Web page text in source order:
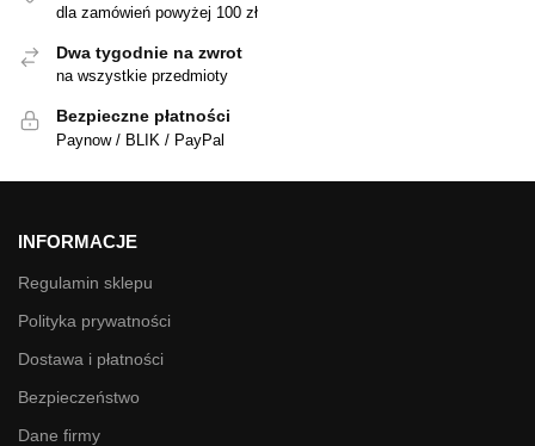
dla zamówień powyżej 100 zł
Dwa tygodnie na zwrot
na wszystkie przedmioty
Bezpieczne płatności
Paynow / BLIK / PayPal
INFORMACJE
Regulamin sklepu
Polityka prywatności
Dostawa i płatności
Bezpieczeństwo
Dane firmy